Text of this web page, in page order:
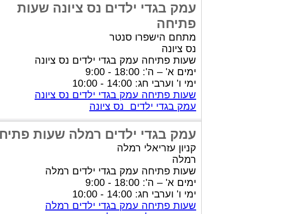
עמק בגדי ילדים נס ציונה שעות
פתיחה
מתחם הישפרו סנטר
נס ציונה
שעות פתיחה עמק בגדי ילדים נס ציונה
ימים א' – ה': 18:00 - 9:00
ימי ו' וערבי חג: 14:00 - 10:00
שעות פתיחה עמק בגדי ילדים נס ציונה
עמק בגדי ילדים נס ציונה
עמק בגדי ילדים רמלה שעות
קניון עזריאלי רמלה
רמלה
שעות פתיחה עמק בגדי ילדים רמלה
ימים א' – ה': 18:00 - 9:00
ימי ו' וערבי חג: 14:00 - 10:00
שעות פתיחה עמק בגדי ילדים רמלה